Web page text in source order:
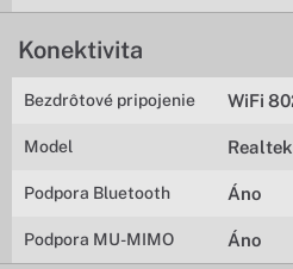
Konektivita
Bezdrôtové pripojenie WiFi
Model Realtek
Podpora Bluetooth Áno
Podpora MU-MIMO Áno